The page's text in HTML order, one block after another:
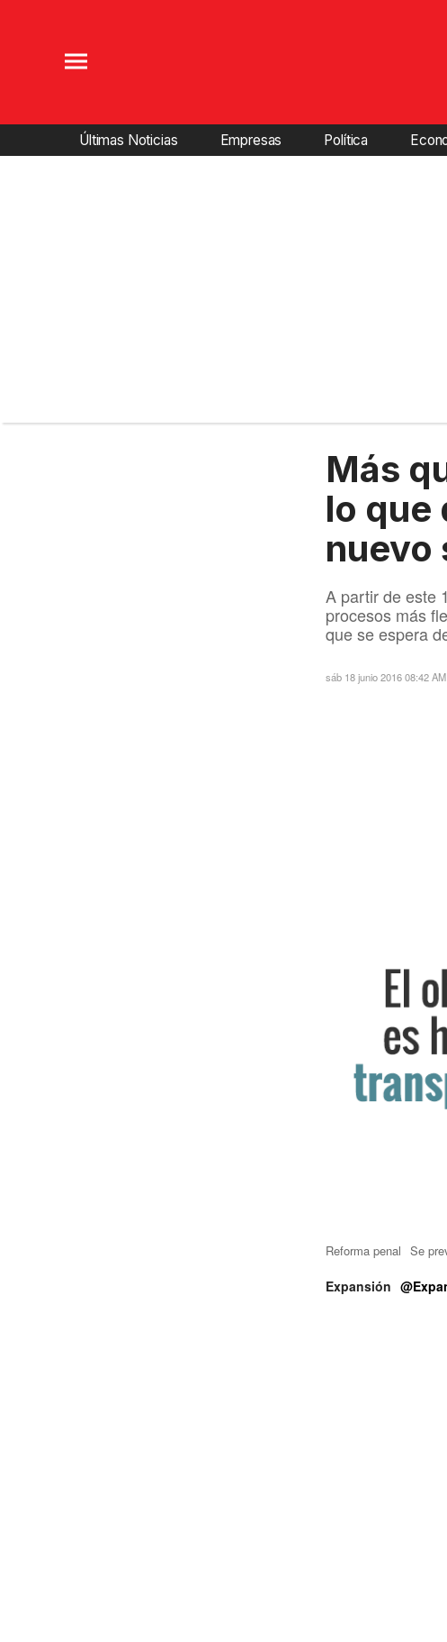
Últimas Noticias Empresas Política
Más
lo que
nuevo
A partir de este
procesos más
que se espera
sáb 18 junio 2016 08:42 AM
Reforma penal Se
Expansión